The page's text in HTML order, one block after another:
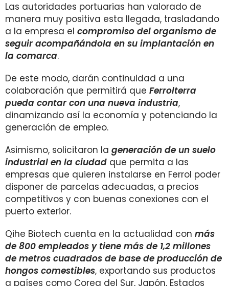
Las autoridades portuarias han valorado de
manera muy positiva esta llegada, trasladando
a la empresa el compromiso del organismo de
seguir acompañándola en su implantación en
la comarca.
De este modo, darán continuidad a una
colaboración que permitirá que Ferrolterra
pueda contar con una nueva industria,
dinamizando así la economía y potenciando la
generación de empleo.
Asimismo, solicitaron la generación de un suelo
industrial en la ciudad que permita a las
empresas que quieren instalarse en Ferrol poder
disponer de parcelas adecuadas, a precios
competitivos y con buenas conexiones con el
puerto exterior.
Qihe Biotech cuenta en la actualidad con más
de 800 empleados y tiene más de 1,2 millones
de metros cuadrados de base de producción de
hongos co­mestibles, exportando sus productos
a países como Corea del Sur, Japón, Estados